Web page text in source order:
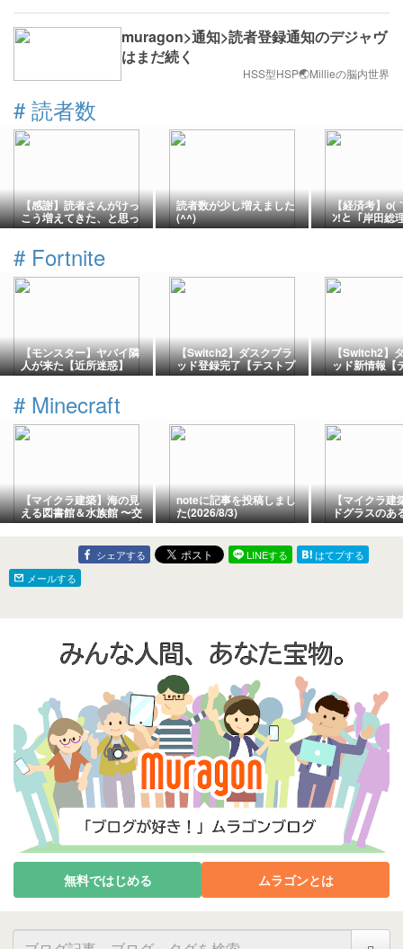
muragon>通知>読者登録通知のデジャヴ
はまだ続く
HSS型HSP🌏Millieの脳内世界
# 読者数
【感謝】読者さんがけっ
こう増えてきた、と思っ
た件
読者数が少し増えました
(^^)
【経済考】o(
ﾝ!と「岸田総
してるよ
# Fortnite
【モンスター】ヤバイ隣
人が来た【近所迷惑】
【Switch2】ダスクブラ
ッド登録完了【テストプ
レイ】
【Switch2】
ッド新情報【
イ】
# Minecraft
【マイクラ建築】海の見
える図書館＆水族館 〜交
易しやすい場所作り〜
（司書）
noteに記事を投稿しまし
た(2026/8/3)
【マイクラ建
ドグラスのあ
屋を作ろう（
シェアする LINEする
はてブする
メールする
無料ではじめる ムラゴンとは